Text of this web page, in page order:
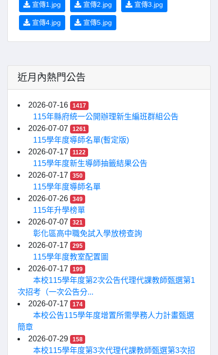
宣傳1.jpg 宣傳2.jpg 宣傳3.jpg
宣傳4.jpg 宣傳5.jpg
近月內熱門公告
2026-07-16 1417
115年縣府統一公開辦理新生編班群組公告
2026-07-07
1261
115學年度導師名單(暫定版)
2026-07-17
1122
115學年度新生導師抽籤結果公告
2026-07-17
350
115學年度導師名單
2026-07-26
349
115年升學榜單
2026-07-07
321
彰化區高中職免試入學放榜查詢
2026-07-17
295
115學年度教室配置圖
2026-07-17
199
本校115學年度第2次公告代理代課教師甄選第1
次招考（一次公告分...
2026-07-17
174
本校公告115學年度增置所需學務人力計畫甄選
簡章
2026-07-29
158
本校115學年度第3次代理代課教師甄選第3次招